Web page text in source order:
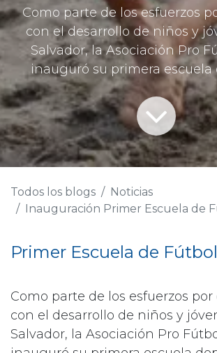
Como parte de los esfuerzos
con el desarrollo de niños y
Salvador, la Asociación Pro
inauguró su primera escuela
Todos los blogs
Noticias
Inauguración Primer Escuela de
Primer Escuela de
Como parte de los esfuerzos
con el desarrollo de niños y
Salvador, la Asociación Pro